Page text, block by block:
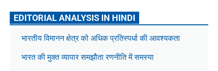
EDITORIAL ANALYSIS IN HINDI
भारतीय विमानन क्षेत्र को अधिक प्रतिस्पर्धा की आवश्यकता
भारत की मुक्त व्यापार समझौता रणनीति में समस्या